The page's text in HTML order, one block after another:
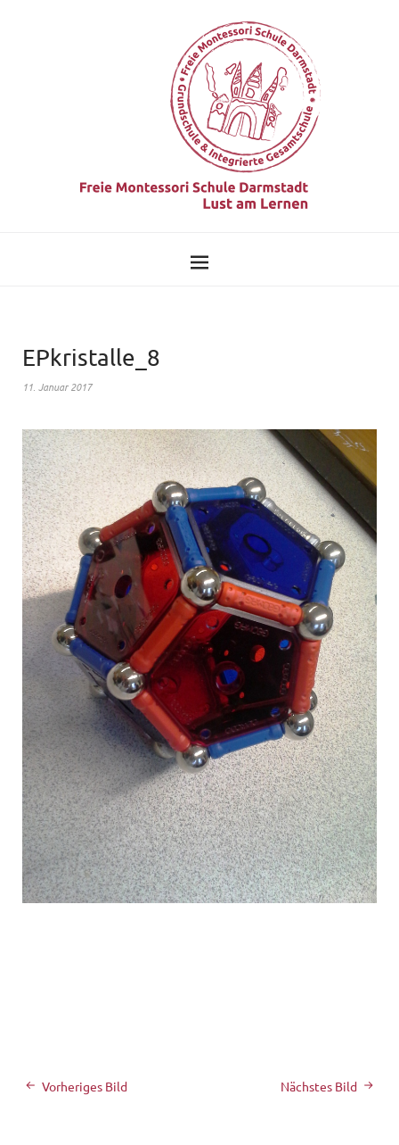
EPkristalle_8
11. Januar 2017
Nächstes Bild
Vorheriges Bild